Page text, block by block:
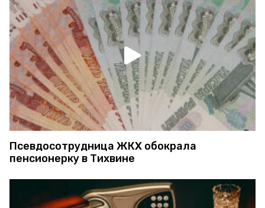
Псевдосотрудница ЖКХ обокрала
пенсионерку в Тихвине